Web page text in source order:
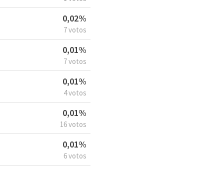
0,02%
7 votos
0,01%
7 votos
0,01%
4 votos
0,01%
16 votos
0,01%
6 votos